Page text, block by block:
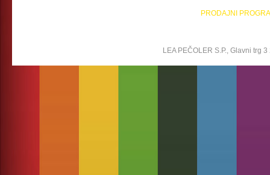
PRODAJNI
LEA PEČOLER S.P., Glavni trg